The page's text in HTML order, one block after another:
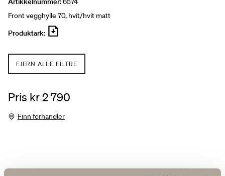
Front vegghylle 70, hvit/hvit matt
Produktark:
FJERN ALLE FILTRE
Pris kr 2 790
Finn forhandler